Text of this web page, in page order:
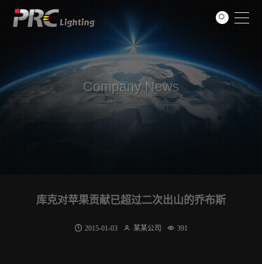
Support
About
Contact
GO
Company News
库克对苹果贡献已超过二次出山的乔布斯
2015-01-03 某某公司 391